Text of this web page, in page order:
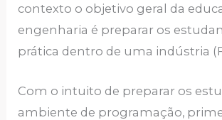
contexto o objetivo geral da
engenharia é preparar os
prática dentro de uma indústria
Com o intuito de preparar os
ambiente de programação,